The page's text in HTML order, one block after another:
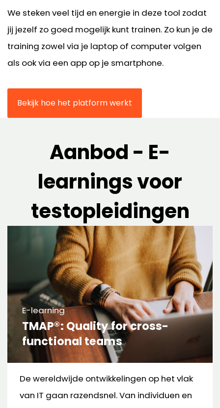
We steken veel tijd en energie in deze tool zodat
jij jezelf zo goed mogelijk kunt trainen. Zo kun je de
training zowel via je laptop of computer volgen
als ook via een app op je smartphone.
Bekijk hoe het platform werkt
Aanbod - E-
learnings voor
testopleidingen
E-learning
TMAP®: Quality for cross-
functional teams
De wereldwijde ontwikkelingen op het vlak
van IT gaan razendsnel. Van individuen en